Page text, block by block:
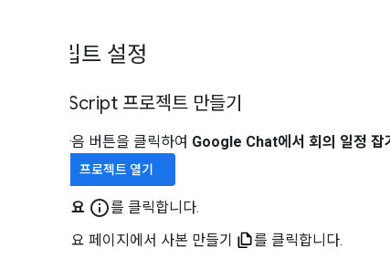
스크립트 설정
Apps Script 프로젝트 만들기
다음 버튼을 클릭하여 Google Chat에서 회의 일정 잡
프로젝트 열기
개요 info_outline를 클릭합니다.
개요 페이지에서 사본 만들기
를 클릭합니다.